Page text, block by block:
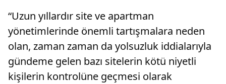
“Uzun yıllardır site ve apartman
yönetimlerinde önemli tartışmalara neden
olan, zaman zaman da yolsuzluk iddialarıyla
gündeme gelen bazı sitelerin kötü niyetli
kişilerin kontrolüne geçmesi olarak